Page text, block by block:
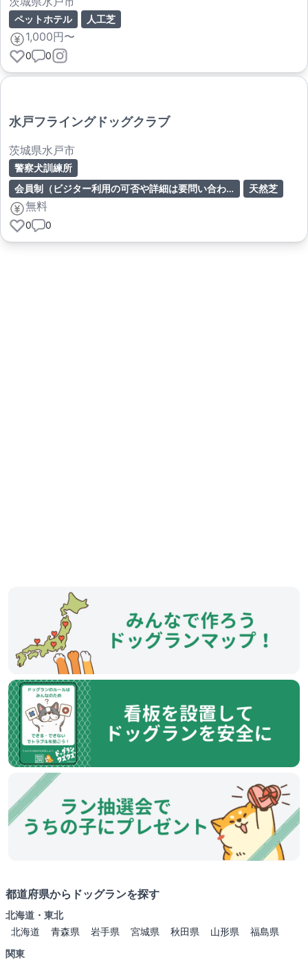
ペットホテル 人工芝
1,000円〜
0 0
水戸フライングドッグクラブ
茨城県水戸市
警察犬訓練所
会員制（ビジター利用の可否や詳細は要問い合わせ）
天然芝
無料
0 0
都道府県からドッグランを探す
北海道・東北
北海道
青森県 岩手県 宮城県 秋田県 山形県
福島県
関東